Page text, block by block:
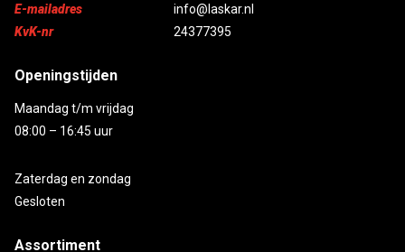
E-mailadres
info@laskar.nl
KvK-nr
24377395
Openingstijden
Maandag t/m vrijdag
08:00 – 16:45 uur
Zaterdag en zondag
Gesloten
Assortiment